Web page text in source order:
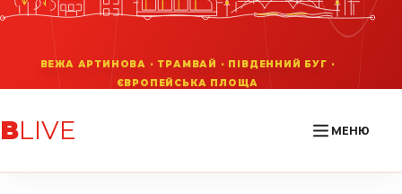
ВLIVE МЕНЮ